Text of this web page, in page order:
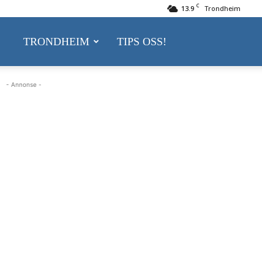
13.9 C Trondheim
TRONDHEIM TIPS OSS!
- Annonse -